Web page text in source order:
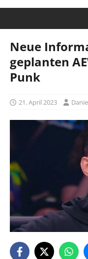
Neue
geplanten
Punk
21. April 2023